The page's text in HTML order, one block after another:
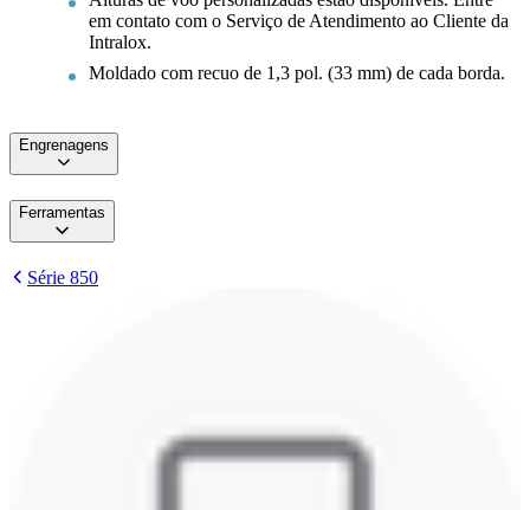
em contato com o Serviço de Atendimento ao Cliente da
Intralox.
Moldado com recuo de 1,3 pol. (33 mm) de cada borda.
Engrenagens
Ferramentas
Série 850